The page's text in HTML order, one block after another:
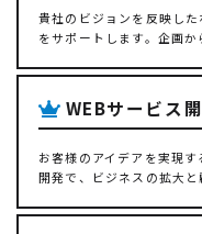
貴社のビジョンを反映し
をサポートします。企画か
WEBサービス
お客様のアイデアを実現
開発で、ビジネスの拡大と